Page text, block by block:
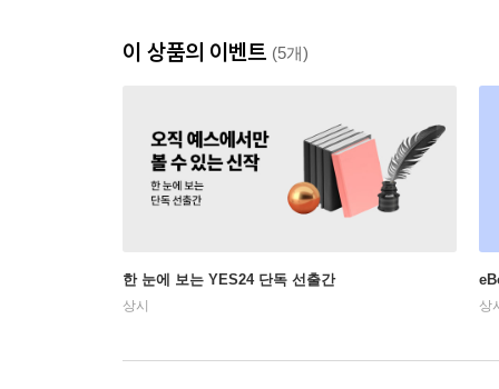
이 상품의 이벤트 (5개)
한 눈에 보는 YES24 단독 선출간
상시 상